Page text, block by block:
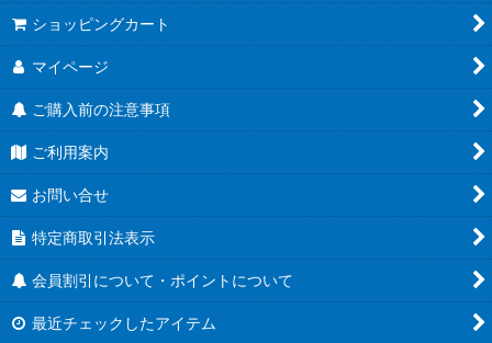
ショッピングカート
マイページ
ご購入前の注意事項
ご利用案内
お問い合せ
特定商取引法表示
会員割引について・ポイントについて
最近チェックしたアイテム